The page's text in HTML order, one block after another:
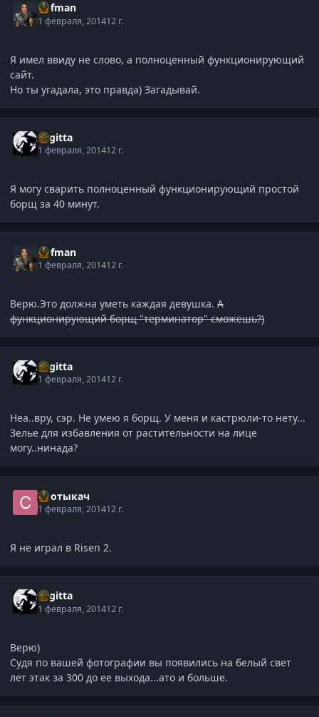
Defman
1 февраля, 201412 г.
Я имел ввиду не слово, а полноценный функционирующий
сайт.
Но ты угадала, это правда) Загадывай.
Sagitta
1 февраля, 201412 г.
Я могу сварить полноценный функционирующий простой
борщ за 40 минут.
Defman
1 февраля, 201412 г.
Верю.Это должна уметь каждая девушка. А
функционирующий борщ "терминатор" сможешь?)
Sagitta
1 февраля, 201412 г.
Неа..вру, сэр. Не умею я борщ. У меня и кастрюли-то нету...
Зелье для избавления от растительности на лице
могу..нинада?
Спотыкач
1 февраля, 201412 г.
Я не играл в Risen 2.
Sagitta
1 февраля, 201412 г.
Верю)
Судя по вашей фотографии вы появились на белый свет
лет этак за 300 до ее выхода...ато и больше.